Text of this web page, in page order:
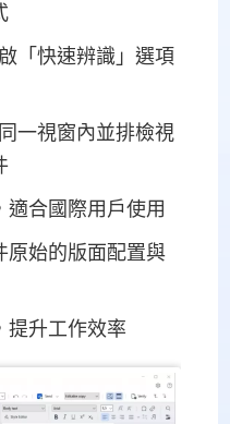
「快速辨識」選項
一視窗內並排檢視
合國際用戶使用
原始的版面配置與
提升工作效率